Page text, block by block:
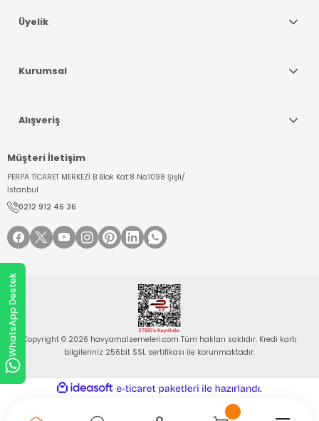
Müşteri İletişim
PERPA TİCARET MERKEZİ B Blok Kat:8 No:1098 Şişli/
İstanbul
0212 912 46 36
Üyelik
Kurumsal
Alışveriş
Copyright © 2026 havyamalzemeleri.com Tüm hakları saklıdır. Kredi kartı
bilgileriniz 256bit SSL sertifikası ile korunmaktadır.
WhatsApp Destek
ideasoft
e-
paketleri